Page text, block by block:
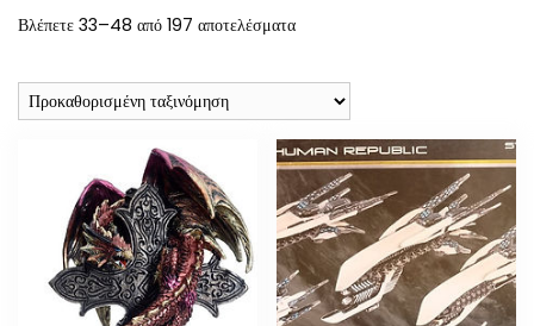
Βλέπετε 33–48 από 197 αποτελέσματα